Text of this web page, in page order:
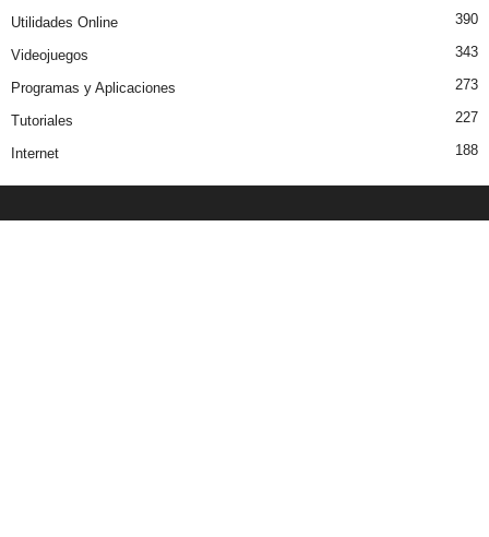
Utilidades Online 390
Videojuegos 343
Programas y Aplicaciones 273
Tutoriales 227
Internet 188